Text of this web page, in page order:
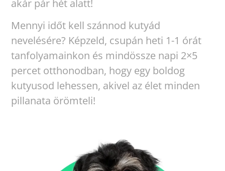
akár pár hét alatt!
Mennyi időt kell szánnod kutyád
nevelésére? Képzeld, csupán heti 1-1 órát
tanfolyamainkon és mindössze napi 2×5
percet otthonodban, hogy egy boldog
kutyusod lehessen, akivel az élet minden
pillanata örömteli!